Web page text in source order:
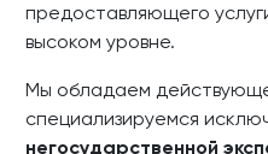
предоставляющего
высоком уровне.
Мы обладаем
специализируемся
негосударственной